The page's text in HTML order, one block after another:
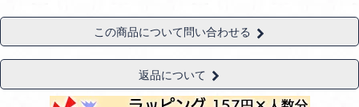
この商品について問い合わせる
返品について